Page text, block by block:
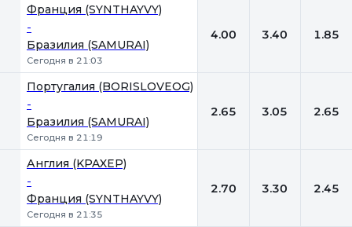
Франция (SYNTHAYVY)
-
Бразилия (SAMURAI)
Сегодня в 21:03
4.00 3.40 1.85
Португалия (BORISLOVEOG)
-
Бразилия (SAMURAI)
Сегодня в 21:19
2.65 3.05 2.65
Англия (KPAXEP)
-
Франция (SYNTHAYVY)
Сегодня в 21:35
2.70 3.30 2.45